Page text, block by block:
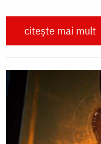
citește mai mult